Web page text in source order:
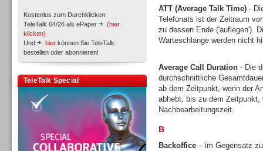
Kostenlos zum Durchklicken:
TeleTalk 04/26 als ePaper
(hier
klicken)
Und
hier können Sie TeleTalk
bestellen oder abonnieren!
TeleTalk Special
Personal
Personal
ATT (Average Talk Time) -
Telefonats ist der Zeitraum
zu dessen Ende ('auflegen').
Warteschlange werden nicht
Average Call Duration - Die
durchschnittliche
ab dem Zeitpunkt, wenn der
abhebt, bis zu dem Zeitpunkt,
Nachbearbeitungszeit.
B
Backoffice – im Gegensatz